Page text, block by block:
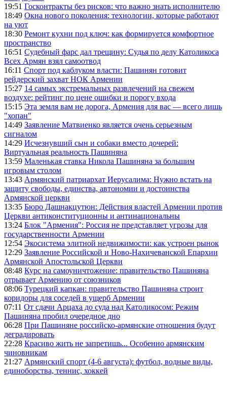
19:51 Госконтракты без рисков: что важно знать исполнителю
18:49 Окна нового поколения: технологии, которые работают
на уют
18:30 Ремонт кухни под ключ: как формируется комфортное
пространство
16:51 Судебный фарс дал трещину: Судья по делу Католикоса
Всех Армян взял самоотвод
16:11 Спорт под каблуком власти: Пашинян готовит
рейдерский захват НОК Армении
15:27 14 самых экстремальных развлечений на свежем
воздухе: рейтинг по цене ошибки и порогу входа
15:15 Эта земля вам не дорога, Армения для вас — всего лишь
"хопан"
14:49 Заявление Матвиенко является очень серьезным
сигналом
14:29 Исчезнувший сын и собаки вместо дочерей:
Виртуальная реальность Пашиняна
13:59 Маленькая ставка Никола Пашиняна за большим
игровым столом
13:43 Армянский патриархат Иерусалима: Нужно встать на
защиту свободы, единства, автономии и достоинства
Армянской церкви
13:35 Бюро Дашнакцутюн: Действия властей Армении против
Церкви антиконституционны и антинациональны
13:24 Блок "Армения": Россия не представляет угрозы для
государственности Армении
12:54 Экосистема элитной недвижимости: как устроен рынок
12:29 Заявление Российской и Ново-Нахичеванской Епархии
Армянской Апостольской Церкви
08:48 Курс на самоуничтожение: правительство Пашиняна
отрывает Армению от союзников
08:06 Турецкий капкан: правительство Пашиняна строит
коридоры для соседей в ущерб Армении
07:11 От сдачи Арцаха до суда над Католикосом: Режим
Пашиняна пробил очередное дно
06:28 При Пашиняне российско-армянские отношения будут
деградировать
22:28 Красиво жить не запретишь... Особенно армянским
чиновникам
21:27 Армянский спорт (4-6 августа): футбол, водные виды,
единоборства, теннис, хоккей